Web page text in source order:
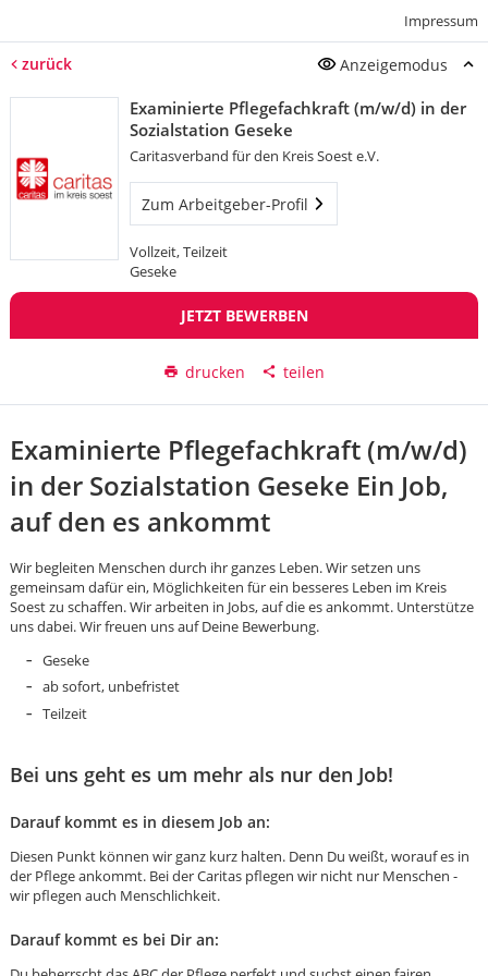
Impressum
zurück Anzeigemodus
Examinierte Pflegefachkraft (m/w/d) in der
Sozialstation Geseke
Caritasverband für den Kreis Soest e.V.
Zum Arbeitgeber-Profil
Vollzeit, Teilzeit
Geseke
JETZT BEWERBEN
drucken teilen
Examinierte Pflegefachkraft (m/w/d)
in der Sozialstation Geseke Ein Job,
auf den es ankommt
Wir begleiten Menschen durch ihr ganzes Leben. Wir setzen uns
gemeinsam dafür ein, Möglichkeiten für ein besseres Leben im Kreis
Soest zu schaffen. Wir arbeiten in Jobs, auf die es ankommt. Unterstütze
uns dabei. Wir freuen uns auf Deine Bewerbung.
Geseke
ab sofort, unbefristet
Teilzeit
Bei uns geht es um mehr als nur den Job!
Darauf kommt es in diesem Job an:
Diesen Punkt können wir ganz kurz halten. Denn Du weißt, worauf es in
der Pflege ankommt. Bei der Caritas pflegen wir nicht nur Menschen -
wir pflegen auch Menschlichkeit.
Darauf kommt es bei Dir an: